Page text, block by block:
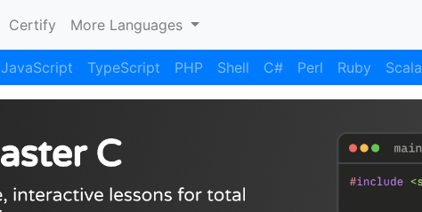
Certify More Languages
JavaScript TypeScript PHP Shell C# Perl Ruby Scala